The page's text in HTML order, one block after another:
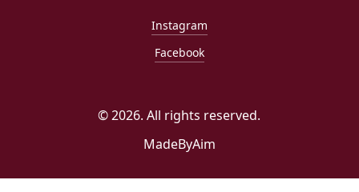
Instagram
Facebook
©2026. All rights reserved.
MadeByAim